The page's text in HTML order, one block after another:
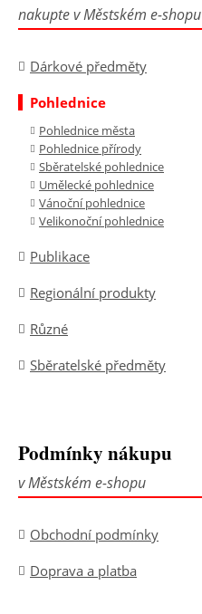
nakupte v Městském e-shopu
Dárkové předměty
Pohlednice
Pohlednice města
Pohlednice přírody
Sběratelské pohlednice
Umělecké pohlednice
Vánoční pohlednice
Velikonoční pohlednice
Publikace
Regionální produkty
Různé
Sběratelské předměty
Podmínky nákupu
v Městském e-shopu
Obchodní podmínky
Doprava a platba